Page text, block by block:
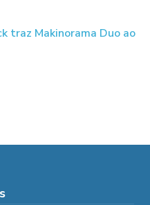
traz Makinorama Duo ao